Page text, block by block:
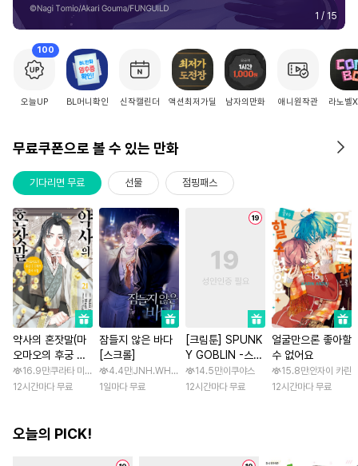
2 / 15
100
오늘UP BL머니확인 신작캘린더 액션최저가딜 남자의만화 애니원작관 라노벨
무료쿠폰으로 볼 수 있는 만화
기다리면 무료 선물 점핑패스
약사의 혼잣말(마
오마오의 후궁 수
수께끼 풀이수첩)
16.9만쿠라타 미노지 / 휴우가 나츠
12시간마다 무료
잠들지 않은 바다
[스크롤]
4.4만JNH.WH Studio / Lasso
1일마다 무료
[크림툰] SPUNK
Y GOBLIN -스펑
키 고블린- [스크
롤]
14.5만이쿠야스
12시간마다 무료
얼굴만으론 좋아할
수 없어요
15.8만안자이 카린
12시간마다 무료
오늘의 PICK!